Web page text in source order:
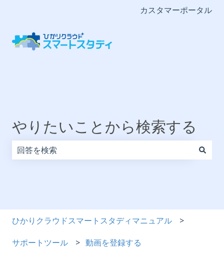
カスタマーポータル
やりたいことから検索する
ひかりクラウドスマートスタディマニュアル
サポートツール 動画を登録する